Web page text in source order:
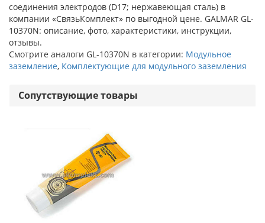
соединения электродов (D17; нержавеющая сталь) в
компании «СвязьКомплект» по выгодной цене. GALMAR GL-
10370N: описание, фото, характеристики, инструкции,
отзывы.
Смотрите аналоги GL-10370N в категории: Модульное
заземление, Комплектующие для модульного заземления
Сопутствующие товары